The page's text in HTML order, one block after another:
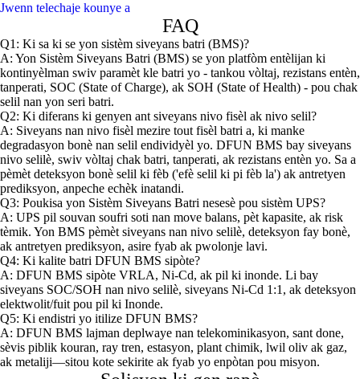
Jwenn telechaje kounye a
FAQ
Q1: Ki sa ki se yon sistèm siveyans batri (BMS)?
A: Yon Sistèm Siveyans Batri (BMS) se yon platfòm entèlijan ki
kontinyèlman swiv paramèt kle batri yo - tankou vòltaj, rezistans entèn,
tanperati, SOC (State of Charge), ak SOH (State of Health) - pou chak
selil nan yon seri batri.
Q2: Ki diferans ki genyen ant siveyans nivo fisèl ak nivo selil?
A: Siveyans nan nivo fisèl mezire tout fisèl batri a, ki manke
degradasyon bonè nan selil endividyèl yo. DFUN BMS bay siveyans
nivo selilè, swiv vòltaj chak batri, tanperati, ak rezistans entèn yo. Sa a
pèmèt deteksyon bonè selil ki fèb ('efè selil ki pi fèb la') ak antretyen
prediksyon, anpeche echèk inatandi.
Q3: Poukisa yon Sistèm Siveyans Batri nesesè pou sistèm UPS?
A: UPS pil souvan soufri soti nan move balans, pèt kapasite, ak risk
tèmik. Yon BMS pèmèt siveyans nan nivo selilè, deteksyon fay bonè,
ak antretyen prediksyon, asire fyab ak pwolonje lavi.
Q4: Ki kalite batri DFUN BMS sipòte?
A: DFUN BMS sipòte VRLA, Ni-Cd, ak pil ki inonde. Li bay
siveyans SOC/SOH nan nivo selilè, siveyans Ni-Cd 1:1, ak deteksyon
elektwolit/fuit pou pil ki Inonde.
Q5: Ki endistri yo itilize DFUN BMS?
A: DFUN BMS lajman deplwaye nan telekominikasyon, sant done,
sèvis piblik kouran, ray tren, estasyon, plant chimik, lwil oliv ak gaz,
ak metaliji—sitou kote sekirite ak fyab yo enpòtan pou misyon.